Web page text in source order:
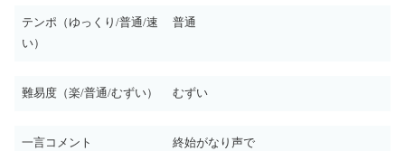
テンポ（ゆっくり/普通/速
い）
普通
難易度（楽/普通/むずい） むずい
一言コメント 終始がなり声で